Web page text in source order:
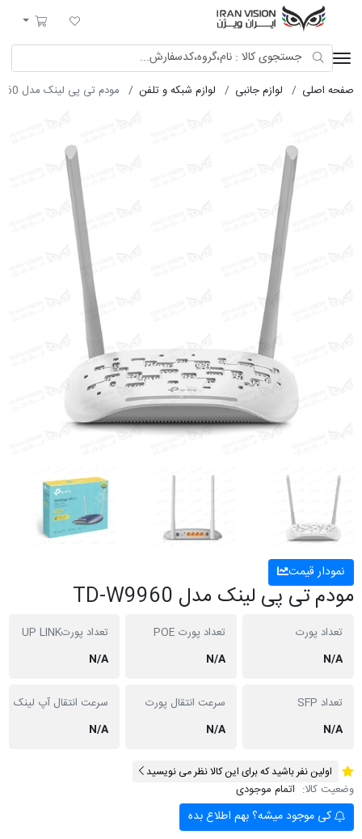
لیست مورد علاقه
سبد خرید
صفحه اصلی لوازم جانبی لوازم شبکه و تلفن مودم تی پی لینک مدل TD-W9960
نمودار قیمت
مودم تی پی لینک مدل TD-W9960
تعداد پورت
N/A
تعداد پورت POE
N/A
تعداد پورتUP LINK
N/A
تعداد SFP
N/A
سرعت انتقال پورت
N/A
سرعت انتقال آپ لینک
N/A
اولین نفر باشید که برای این کالا نظر می نویسید
وضعیت کالا: اتمام موجودی
کی موجود میشه؟ بهم اطلاع بده